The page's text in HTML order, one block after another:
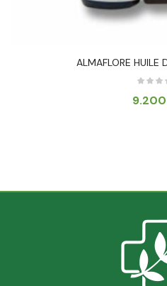
ALMAFLORE HUILE
9.200